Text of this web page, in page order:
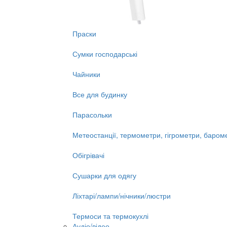
Праски
Сумки господарські
Чайники
Все для будинку
Парасольки
Метеостанції, термометри, гігрометри,
Обігрівачі
Сушарки для одягу
Ліхтарі/лампи/нічники/люстри
Термоси та термокухлі